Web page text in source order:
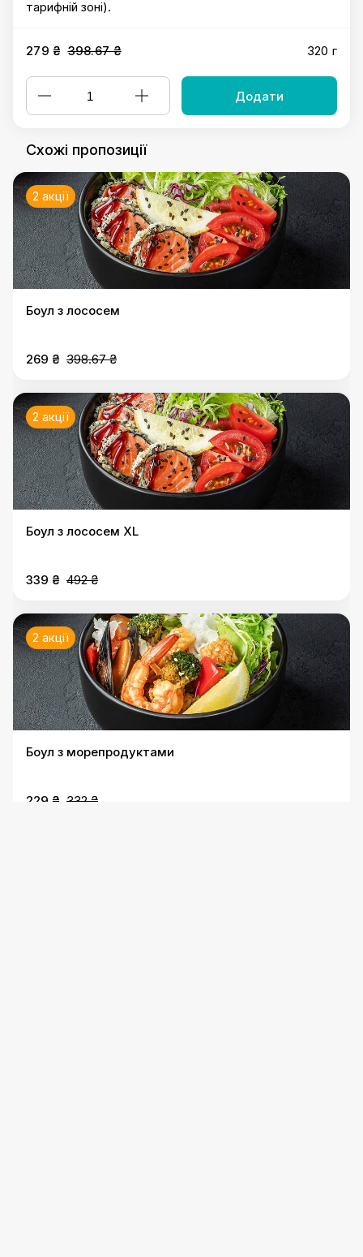
тарифній зоні).
279 ₴ 398.67 ₴ 320 г
Додати
Схожі пропозиції
2 акції
Боул з лососем
269 ₴ 398.67 ₴
2 акції
Боул з лососем XL
339 ₴ 492 ₴
2 акції
Боул з морепродуктами
229 ₴ 332 ₴